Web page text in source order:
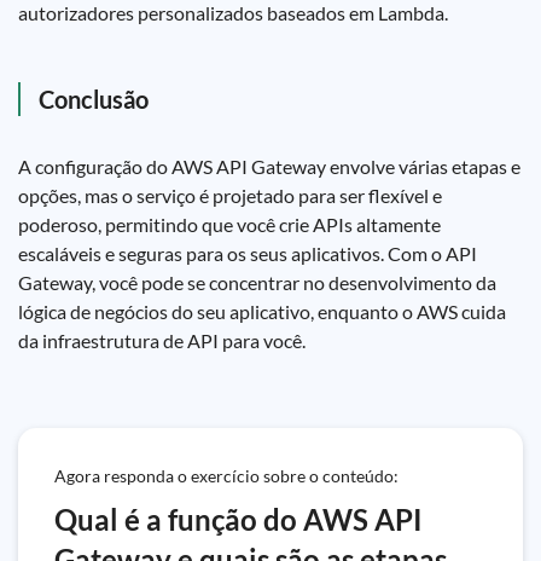
autorizadores personalizados baseados em Lambda.
Conclusão
A configuração do AWS API Gateway envolve várias etapas e
opções, mas o serviço é projetado para ser flexível e
poderoso, permitindo que você crie APIs altamente
escaláveis e seguras para os seus aplicativos. Com o API
Gateway, você pode se concentrar no desenvolvimento da
lógica de negócios do seu aplicativo, enquanto o AWS cuida
da infraestrutura de API para você.
Agora responda o exercício sobre o conteúdo:
Qual é a função do AWS API